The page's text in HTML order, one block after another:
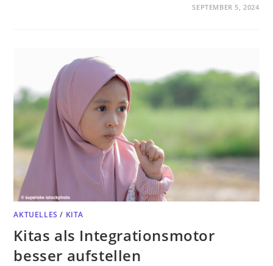
SEPTEMBER 5, 2024
AKTUELLES / KITA
Kitas als Integrationsmotor
besser aufstellen